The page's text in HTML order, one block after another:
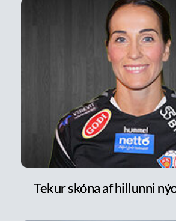
Tekur skóna af hillunni